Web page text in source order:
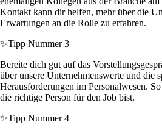
Kontakt kann dir helfen, mehr über die
Erwartungen an die Rolle zu erfahren.
✨Tipp Nummer 3
Bereite dich gut auf das
über unsere Unternehmenswerte und die
Herausforderungen im Personalwesen.
die richtige Person für den Job bist.
✨Tipp Nummer 4